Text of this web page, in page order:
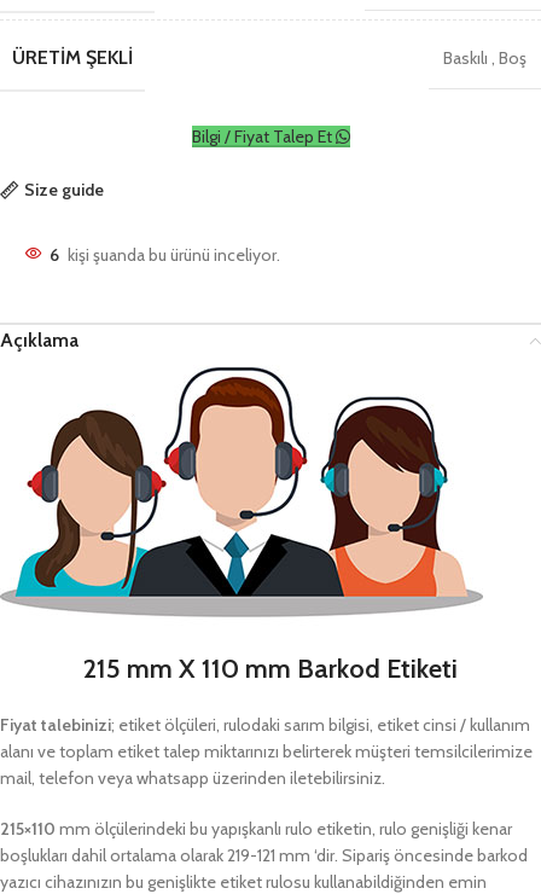
ÜRETIM ŞEKLI Baskılı Boş
Bilgi / Fiyat Talep Et
Size guide
6 kişi şuanda bu ürünü inceliyor.
Açıklama
215 mm X 110 mm Barkod Etiketi
Fiyat talebinizi; etiket ölçüleri, rulodaki sarım bilgisi, etiket cinsi / kullanım
alanı ve toplam etiket talep miktarınızı belirterek müşteri temsilcilerimize
mail, telefon veya whatsapp üzerinden iletebilirsiniz.
215×110 mm ölçülerindeki bu yapışkanlı rulo etiketin, rulo genişliği kenar
boşlukları dahil ortalama olarak 219-121 mm ‘dir. Sipariş öncesinde barkod
yazıcı cihazınızın bu genişlikte etiket rulosu kullanabildiğinden emin